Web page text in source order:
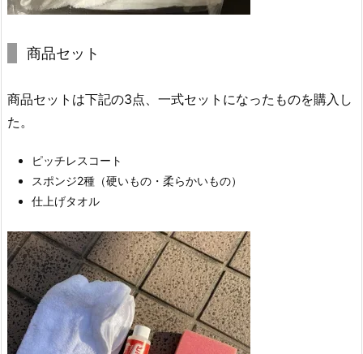
商品セット
商品セットは下記の3点、一式セットになったものを購入し
た。
ピッチレスコート
スポンジ2種（硬いもの・柔らかいもの）
仕上げタオル